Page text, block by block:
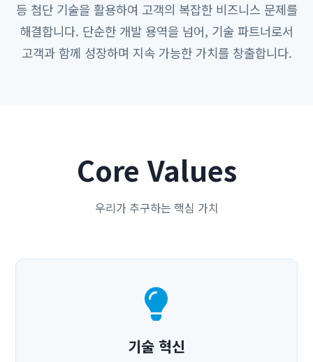
등 첨단 기술을 활용하여 고객의 복잡한 비즈니스 문제를
해결합니다. 단순한 개발 용역을 넘어, 기술 파트너로서
고객과 함께 성장하며 지속 가능한 가치를 창출합니다.
Core Values
우리가 추구하는 핵심 가치
기술 혁신